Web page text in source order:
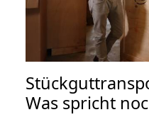
Was spricht